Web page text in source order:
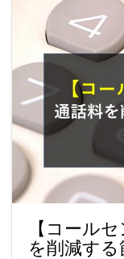
【コール
を削減す